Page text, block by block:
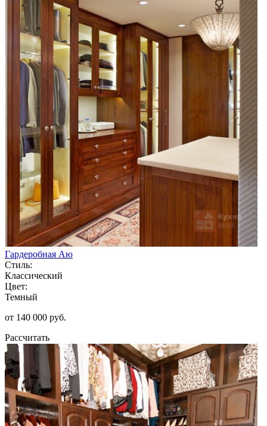
Гардеробная Аю
Стиль:
Классический
Цвет:
Темный
от 140 000 руб.
Рассчитать